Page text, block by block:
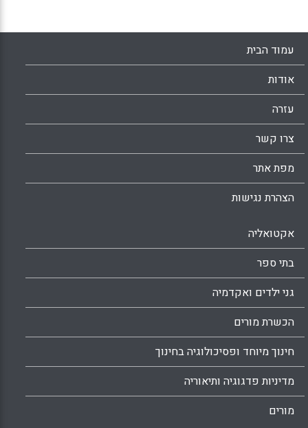
לגבי הורים קשורות לבעלותם על סוגים שונים
של הון, בעוד שמורים ערבים סומכים על ההון
החברתי שלהם. הממצאים תואמים לממדים של
של מורים (Addi-Raccah, Audrey; Grinshtain,
עמוד הבית
אודות
עזרה
צרו קשר
מפת אתר
הצהרת נגישות
אקטואליה
בתי ספר
גני ילדים ואקדמיה
הכשרת מורים
חינוך מיוחד ופסיכולוגיה בחינוך
מדיניות פדגוגיה ותיאוריה
מורים